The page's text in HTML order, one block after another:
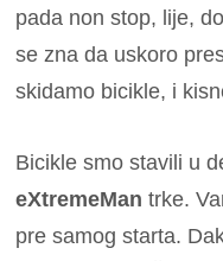
pada non stop, lije,
se zna da uskoro
skidamo bicikle, i
Bicikle smo stavili u
eXtremeMan trke.
pre samog starta.